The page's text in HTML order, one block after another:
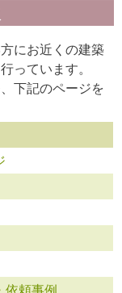
にお近くの建築
っています。
下記のページを
依頼事例